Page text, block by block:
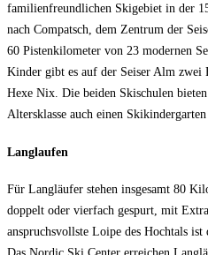
familienfreundlichen Skigebiet in der
nach Compatsch, dem Zentrum der
60 Pistenkilometer von 23 modernen
Kinder gibt es auf der Seiser Alm zwei
Hexe Nix. Die beiden Skischulen
Altersklasse auch einen
Langlaufen
Für Langläufer stehen insgesamt 80
doppelt oder vierfach gespurt, mit
anspruchsvollste Loipe des Hochtals